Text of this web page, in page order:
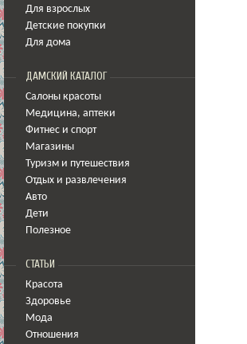
Для взрослых
Детские покупки
Для дома
ДАМСКИЙ КАТАЛОГ
Салоны красоты
Медицина, аптеки
Фитнес и спорт
Магазины
Туризм и путешествия
Отдых и развлечения
Авто
Дети
Полезное
СТАТЬИ
Красота
Здоровье
Мода
Отношения